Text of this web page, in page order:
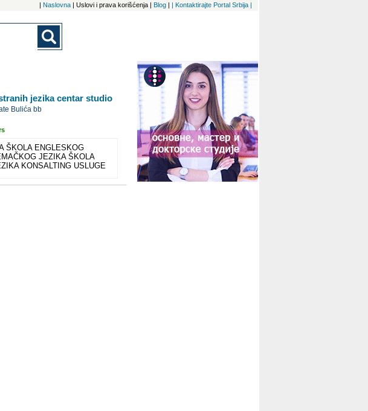
| Naslovna | Uslovi i prava korišćenja | Blog | | Kontaktirajte Portal Srbija |
jezika centar studio
Bulića bb
ŠKOLA ENGLESKOG
JEZIKA ŠKOLA
KONSALTING USLUGE